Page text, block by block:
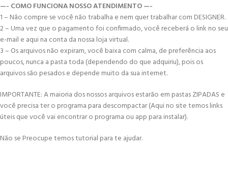
—- COMO FUNCIONA NOSSO ATENDIMENTO —-
1 – Não compre se você não trabalha e nem quer trabalhar com DESIGNER.
2 – Uma vez que o pagamento foi confirmado, você receberá o link no seu
e-mail e aqui na conta da nossa loja virtual.
3 – Os arquivos não expiram, você baixa com calma, de preferência aos
poucos, nunca a pasta toda (dependendo do que adquiriu), pois os
arquivos são pesados e depende muito da sua internet.
IMPORTANTE: A maioria dos nossos arquivos estarão em pastas ZIPADAS e
você precisa ter o programa para descompactar (Aqui no site temos links
úteis que você vai encontrar o programa ou app para instalar).
Não se Preocupe temos tutorial para te ajudar.